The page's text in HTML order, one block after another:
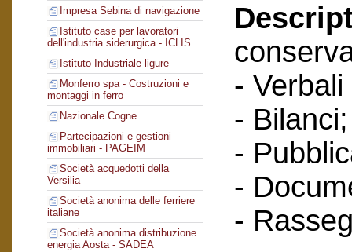
Impresa Sebina di navigazione
Istituto case per lavoratori
dell'industria siderurgica - ICLIS
Istituto Industriale ligure
Monferro spa - Costruzioni e
montaggi in ferro
Nazionale Cogne
Partecipazioni e gestioni
immobiliari - PAGEIM
Società acquedotti della
Versilia
Società anonima delle ferriere
italiane
Società anonima distribuzione
energia Aosta - SADEA
-
- Bilanci;
-
-
-